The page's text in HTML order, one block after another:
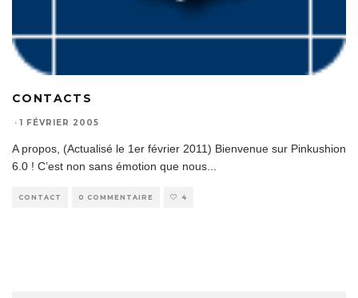
CONTACTS
· 1 FÉVRIER 2005
A propos, (Actualisé le 1er février 2011) Bienvenue sur Pinkushion
6.0 ! C’est non sans émotion que nous
CONTACT 0 COMMENTAIRE 4